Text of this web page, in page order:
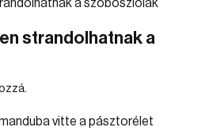
strandolhatnak a